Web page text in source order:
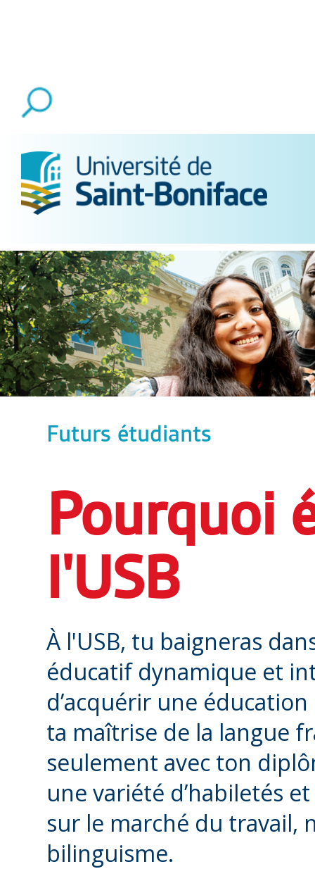
Futurs étudiants
Pourquoi
l'USB
À l'USB, tu baigneras
éducatif dynamique et
d’acquérir une
ta maîtrise de la langue
seulement avec ton
une variété d’habiletés
sur le marché du travail,
bilinguisme.